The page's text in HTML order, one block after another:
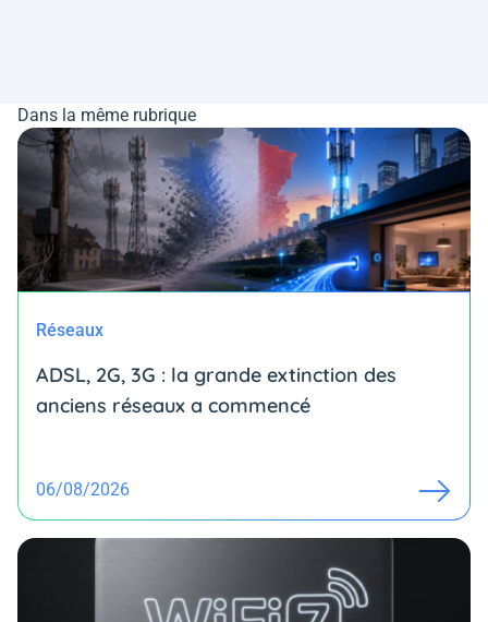
Dans la même rubrique
Réseaux
ADSL, 2G, 3G : la grande extinction des
anciens réseaux a commencé
06/08/2026